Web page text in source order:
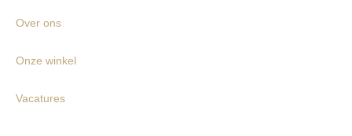
Over ons
Onze winkel
Vacatures